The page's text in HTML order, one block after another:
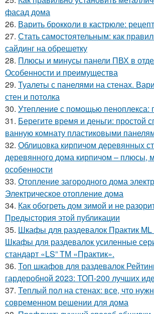
фасад дома
26. Варить брокколи в кастрюле:
27. Стать самостоятельным: как
сайдинг на обрешетку
28. Плюсы и минусы панели ПВХ в
Особенности и преимущества
29. Туалеты с панелями на стенах.
стен и потолка
30. Утепление с помощью
31. Берегите время и деньги: простой
ванную комнату пластиковыми
32. Облицовка кирпичом деревянных
деревянного дома кирпичом – плюсы,
особенности
33. Отопление загородного дома
Электрическое отопление дома
34. Как обогреть дом зимой и не
Предыстория этой публикации
35. Шкафы для раздевалок Практик ML
Шкафы для раздевалок усиленные
стандарт «LS” ТМ «Практик».
36. Топ шкафов для раздевалок
гардеробной 2023: ТОП-200 лучших
37. Теплый пол на стенах: все, что
современном решении для дома